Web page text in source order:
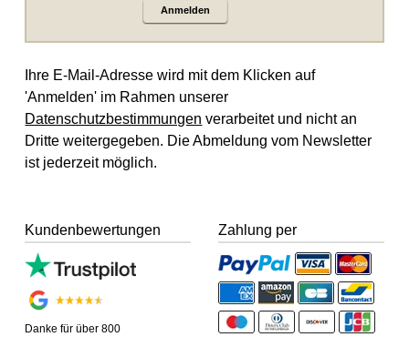
Anmelden
Ihre E-Mail-Adresse wird mit dem Klicken auf
'Anmelden' im Rahmen unserer
Datenschutzbestimmungen verarbeitet und nicht an
Dritte weitergegeben. Die Abmeldung vom Newsletter
ist jederzeit möglich.
Kundenbewertungen
Danke für über 800
Zahlung per